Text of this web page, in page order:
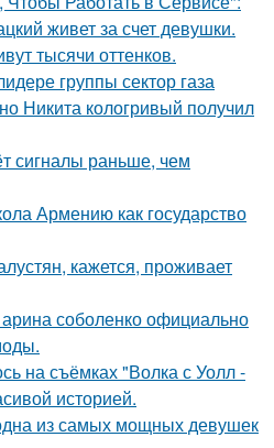
живет за счет девушки.
тысячи оттенков.
группы сектор газа
Никита кологривый получил
сигналы раньше, чем
Армению как государство
кажется, проживает
соболенко официально
на съёмках "Волка с Уолл -
историей.
из самых мощных девушек